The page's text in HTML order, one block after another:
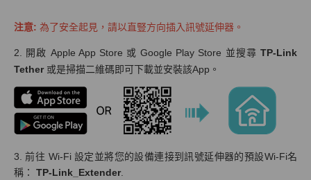
注意: 為了安全起見，請以直豎方向插入訊號延伸器。
2. 開啟 Apple App Store 或 Google Play Store 並搜尋 TP-Link
Tether 或是掃描二維碼即可下載並安裝該App。
3. 前往 Wi-Fi 設定並將您的設備連接到訊號延伸器的預設Wi-Fi名
稱： TP-Link_Extender.